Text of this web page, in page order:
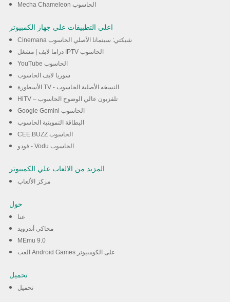
Mecha Chameleon الحاسوب
اعلي التطبيقات علي جهاز الكمبيوتر
Cinemana شبكتي: سينمانا الأصلي الحاسوب
دراما لايف | مشغل IPTV الحاسوب
YouTube الحاسوب
سوريا لايف الحاسوب
الأسطورة TV - النسخه الأصلية الحاسوب
HiTV – تلفزيون عالي الوضوح الحاسوب
Google Gemini الحاسوب
البطاقة التموينية الحاسوب
CEE.BUZZ الحاسوب
فودو - Vodu الحاسوب
المزيد من الالعاب علي الكمبيوتر
مركز الألعاب
حول
عنا
محاكي أندرويد
MEmu 9.0
العب Android Games على الكومبيوتر
تحميل
تحميل